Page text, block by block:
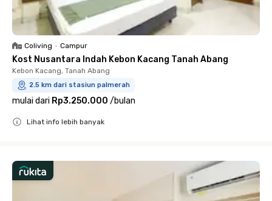
Coliving • Campur
Kost Nusantara Indah Kebon Kacang Tanah Abang
Kebon Kacang, Tanah Abang
2.5 km dari stasiun palmerah
mulai dari Rp3.250.000 /bulan
Lihat info lebih banyak